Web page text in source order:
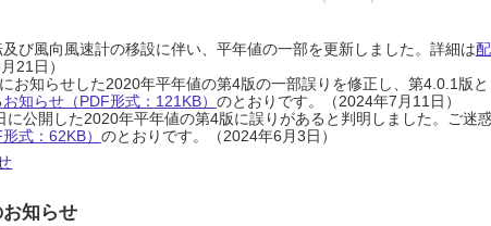
び風向風速計の移設に伴い、平年値の一部を更新しました。詳細は
21日）
お知らせした2020年平年値の第4版の一部誤りを修正し、第4.0.1版
知らせ（PDF形式：121KB） のとおりです。（2024年7月11日）
に公開した2020年平年値の第4版に誤りがあると判明しました。ご迷
式：62KB） のとおりです。（2024年6月3日）
知らせ